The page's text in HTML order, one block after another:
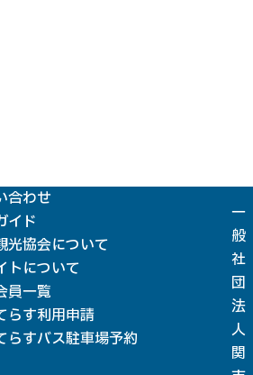
合わせ
イド
光協会について
トについて
員一覧
らす利用申請
らすバス駐車場予約
一
般
社
団
法
人
関